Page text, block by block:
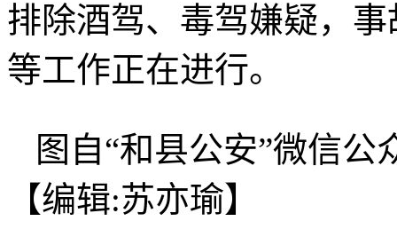
排除酒驾、毒驾嫌疑，
等工作正在进行。
图自“和县公安”微信公
【编辑:苏亦瑜】